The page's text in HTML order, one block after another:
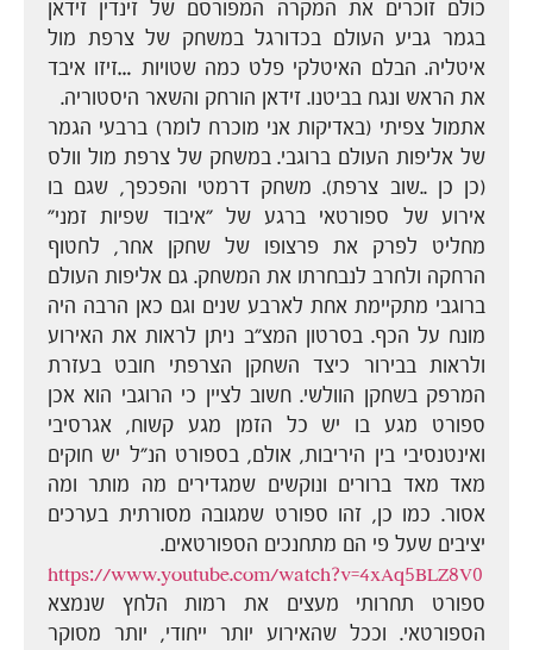
כולם זוכרים את המקרה המפורסם של זינדין זידאן
בגמר גביע העולם בכדורגל במשחק של צרפת מול
איטליה. הבלם האיטלקי פלט כמה שטויות …זיזו איבד
את הראש ונגח בביטנו. זידאן הורחק והשאר היסטוריה.
אתמול צפיתי (באדיקות אני מוכרח לומר) ברבעי הגמר
של אליפות העולם ברוגבי. במשחק של צרפת מול וולס
(כן כן ..שוב צרפת). משחק דרמטי והפכפך, שגם בו
אירוע של ספורטאי ברגע של "איבוד שפיות זמני"
מחליט לפרק את פרצופו של שחקן אחר, לחטוף
הרחקה ולחרב לנבחרתו את המשחק. גם אליפות העולם
ברוגבי מתקיימת אחת לארבע שנים וגם כאן הרבה היה
מונח על הכף. בסרטון המצ"ב ניתן לראות את האירוע
ולראות בבירור כיצד השחקן הצרפתי חובט בעזרת
המרפק בשחקן הוולשי. חשוב לציין כי הרוגבי הוא אכן
ספורט מגע בו יש כל הזמן מגע קשוח, אגרסיבי
ואינטנסיבי בין היריבות, אולם, בספורט הנ"ל יש חוקים
מאד מאד ברורים ונוקשים שמגדירים מה מותר ומה
אסור. כמו כן, זהו ספורט שמגובה מסורתית בערכים
יציבים שעל פי הם מתחנכים הספורטאים.
https://www.youtube.com/watch?v=4xAq5BLZ8V0
ספורט תחרותי מעצים את רמות הלחץ שנמצא
הספורטאי. וככל שהאירוע יותר ייחודי, יותר מסוקר